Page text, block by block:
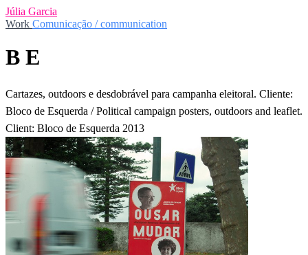
Júlia Garcia
Work Comunicação / communication
B E
Cartazes, outdoors e desdobrável para campanha eleitoral. Cliente:
Bloco de Esquerda / Political campaign posters, outdoors and leaflet.
Client: Bloco de Esquerda 2013